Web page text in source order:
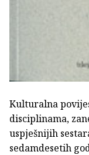
Kulturalna
disciplinama,
uspješnijih
sedamdesetih